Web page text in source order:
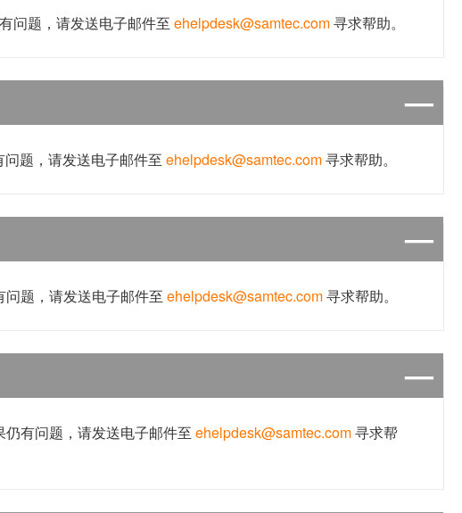
问题，请发送电子邮件至 ehelpdesk@samtec.com寻求帮助。
题，请发送电子邮件至 ehelpdesk@samtec.com寻求帮助。
问题，请发送电子邮件至 ehelpdesk@samtec.com寻求帮助。
仍有问题，请发送电子邮件至 ehelpdesk@samtec.com寻求帮